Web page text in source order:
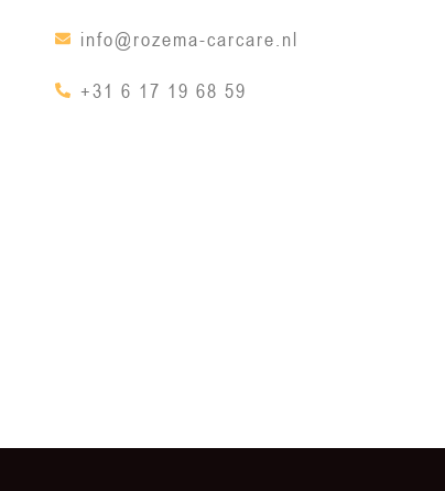
info@rozema-carcare.nl
+31 6 17 19 68 59